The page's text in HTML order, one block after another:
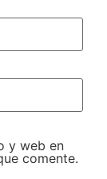
y web en
comente.